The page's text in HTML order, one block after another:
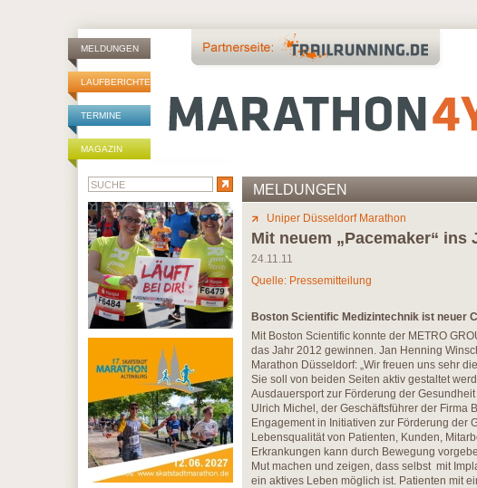
MELDUNGEN
LAUFBERICHTE
TERMINE
MAGAZIN
MELDUNGEN
Uniper Düsseldorf Marathon
Mit neuem „Pacemaker“ ins
24.11.11
Quelle: Pressemitteilung
Boston Scientific Medizintechnik ist neuer
Mit Boston Scientific konnte der METRO
das Jahr 2012 gewinnen. Jan Henning
Marathon Düsseldorf: „Wir freuen uns sehr
Sie soll von beiden Seiten aktiv gestaltet
Ausdauersport zur Förderung der
Ulrich Michel, der Geschäftsführer der Firma
Engagement in Initiativen zur Förderung der
Lebensqualität von Patienten, Kunden,
Erkrankungen kann durch Bewegung
Mut machen und zeigen, dass selbst mit
ein aktives Leben möglich ist. Patienten mit